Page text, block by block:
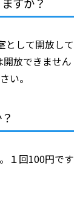
として開放して
放できません
い。
１回100円です